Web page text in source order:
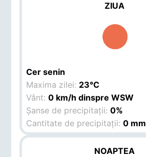
ZIUA
Cer senin
Maxima zilei: 23°C
Vânt:0 km/h dinspre WSW
Șanse de precipitații:0%
Cantitate de precipitații:0 mm
NOAPTEA